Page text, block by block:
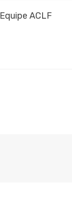
Equipe ACLF